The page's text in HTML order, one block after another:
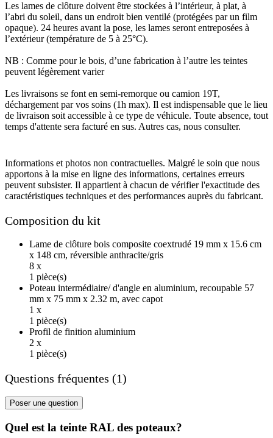
Les lames de clôture doivent être stockées à l’intérieur, à plat, à
l’abri du soleil, dans un endroit bien ventilé (protégées par un film
opaque). 24 heures avant la pose, les lames seront entreposées à
l’extérieur (température de 5 à 25°C).
NB : Comme pour le bois, d’une fabrication à l’autre les teintes
peuvent légèrement varier
Les livraisons se font en semi-remorque ou camion 19T,
déchargement par vos soins (1h max). Il est indispensable que le lieu
de livraison soit accessible à ce type de véhicule. Toute absence, tout
temps d'attente sera facturé en sus. Autres cas, nous consulter.
Informations et photos non contractuelles. Malgré le soin que nous
apportons à la mise en ligne des informations, certaines erreurs
peuvent subsister. Il appartient à chacun de vérifier l'exactitude des
caractéristiques techniques et des performances auprès du fabricant.
Composition du kit
Lame de clôture bois composite coextrudé 19 mm x 15.6 cm
x 148 cm, réversible anthracite/gris
8 x
1 pièce(s)
Poteau intermédiaire/ d'angle en aluminium, recoupable 57
mm x 75 mm x 2.32 m, avec capot
1 x
1 pièce(s)
Profil de finition aluminium
2 x
1 pièce(s)
Questions fréquentes (1)
Poser une question
Quel est la teinte RAL des poteaux?